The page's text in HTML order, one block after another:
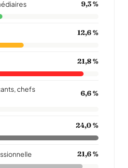
9,3 %
12,6 %
21,8 %
chefs
6,6 %
24,0 %
21,6 %